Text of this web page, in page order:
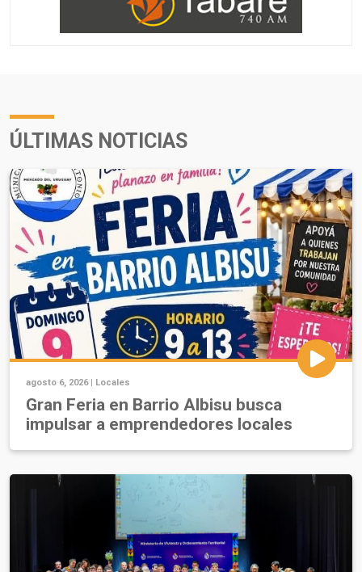
ÚLTIMAS NOTICIAS
agosto 6, 2026 | Locales
Gran Feria en Barrio Albisu busca
impulsar a emprendedores locales